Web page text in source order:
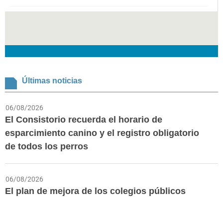
Últimas noticias
06/08/2026
El Consistorio recuerda el horario de
esparcimiento canino y el registro obligatorio
de todos los perros
06/08/2026
El plan de mejora de los colegios públicos